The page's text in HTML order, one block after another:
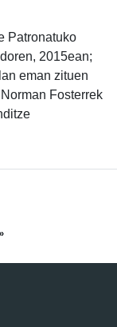
Patronatuko
2015ean;
eman zituen
Fosterrek